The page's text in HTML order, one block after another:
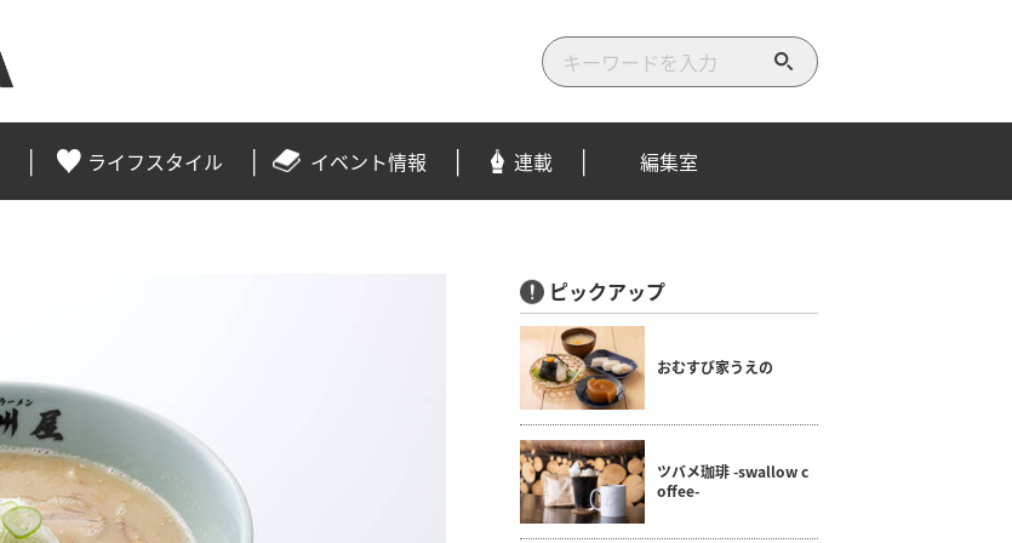
検
索
す
る
ライフスタイル イベント情報 連載 編集室
ピックアップ
おむすび家うえの
ツバメ珈琲 -swallow c
offee-